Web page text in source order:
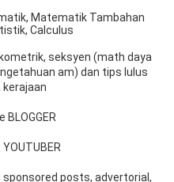
Matematik Tambahan
Calculus
seksyen (math daya
am) dan tips lulus
BLOGGER
sponsored posts, advertorial,